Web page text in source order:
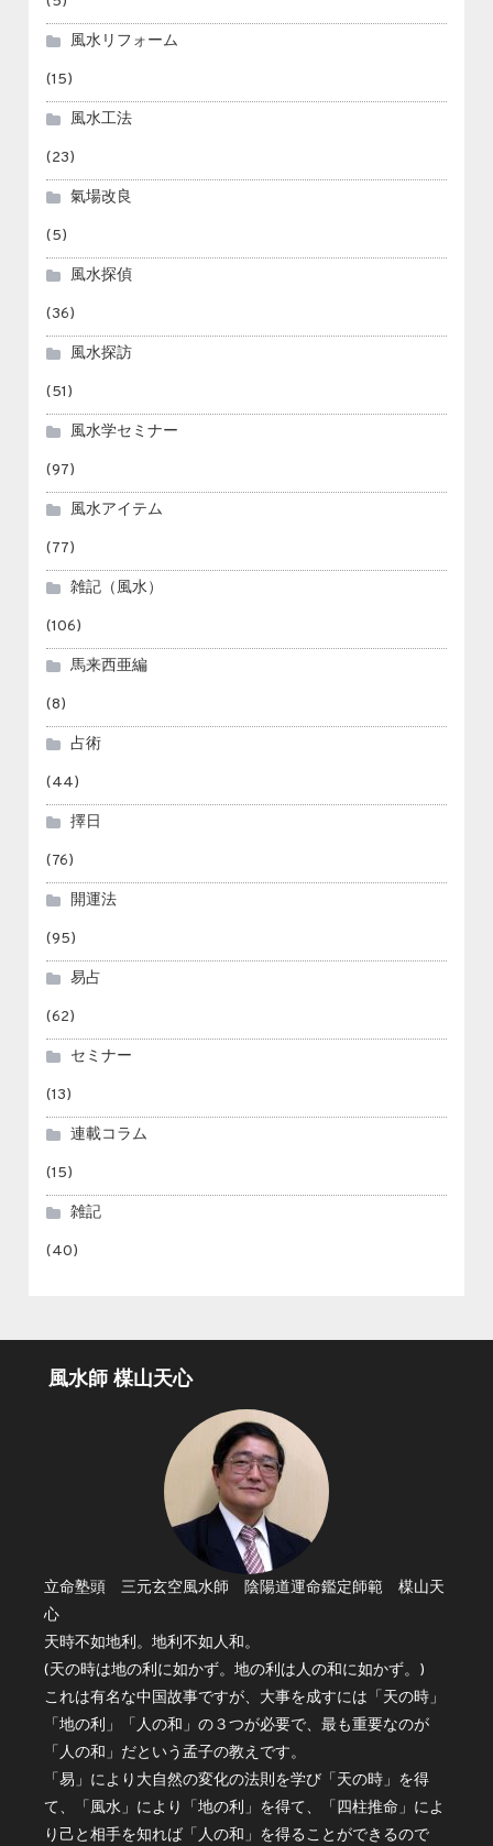
風水リフォーム
(15)
風水工法
(23)
氣場改良
(5)
風水探偵
(36)
風水探訪
(51)
風水学セミナー
(97)
風水アイテム
(77)
雑記（風水）
(106)
馬来西亜編
(8)
占術
(44)
擇日
(76)
開運法
(95)
易占
(62)
セミナー
(13)
連載コラム
(15)
雑記
(40)
風水師 楳山天心
立命塾頭 三元玄空風水師 陰陽道運命鑑定師範 楳山天
心
天時不如地利。地利不如人和。
(天の時は地の利に如かず。地の利は人の和に如かず。)
これは有名な中国故事ですが、大事を成すには「天の時」
「地の利」「人の和」の３つが必要で、最も重要なのが
「人の和」だという孟子の教えです。
「易」により大自然の変化の法則を学び「天の時」を得
て、「風水」により「地の利」を得て、「四柱推命」によ
り己と相手を知れば「人の和」を得ることができるので